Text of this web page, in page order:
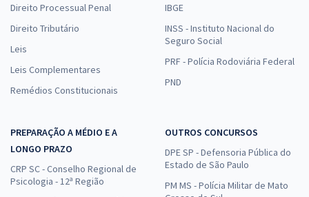
Direito Processual Penal
Direito Tributário
Leis
Leis Complementares
Remédios Constitucionais
IBGE
INSS - Instituto Nacional do
Seguro Social
PRF - Polícia Rodoviária Federal
PND
PREPARAÇÃO A MÉDIO E A
LONGO PRAZO
CRP SC - Conselho Regional de
Psicologia - 12ª Região
OUTROS CONCURSOS
DPE SP - Defensoria Pública do
Estado de São Paulo
PM MS - Polícia Militar de Mato